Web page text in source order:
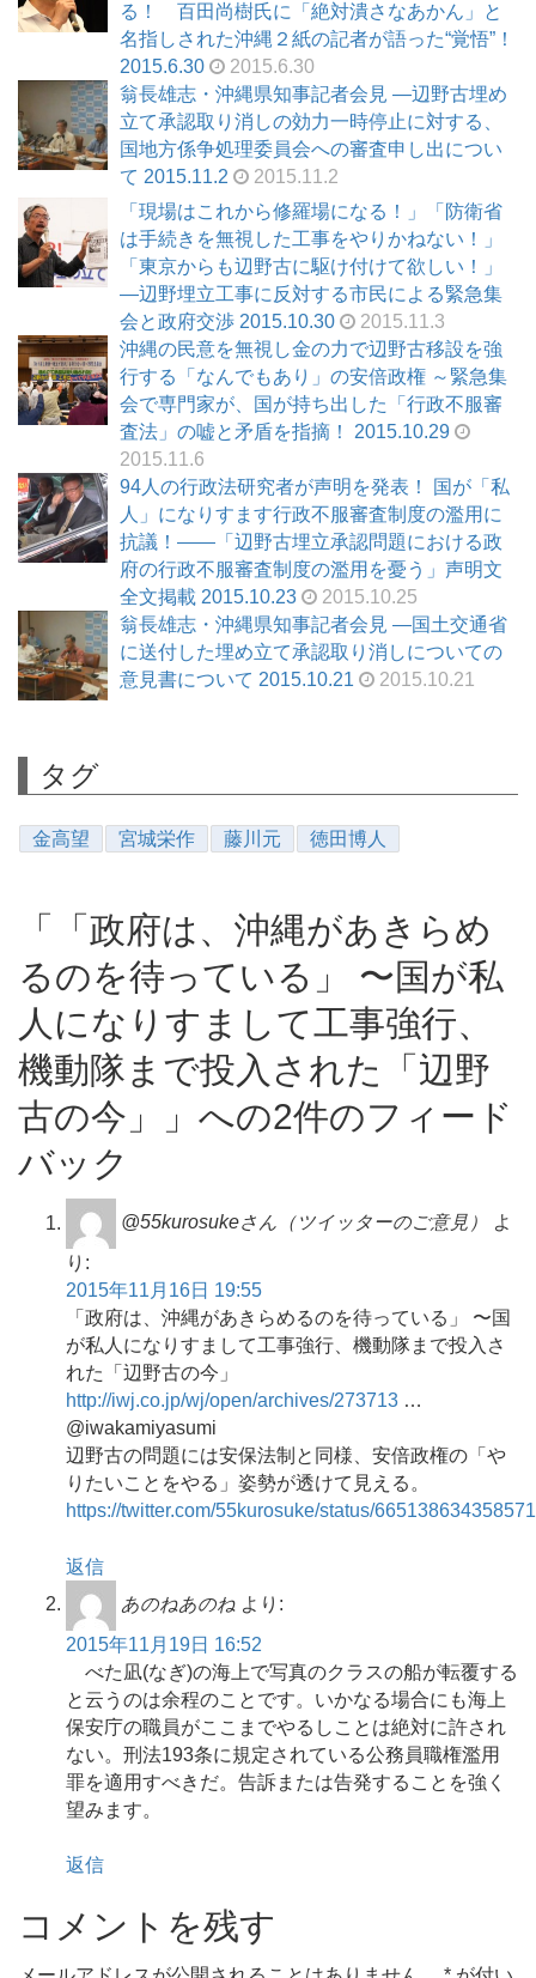
る！ 百田尚樹氏に「絶対潰さなあかん」と
名指しされた沖縄２紙の記者が語った“覚悟”！
2015.6.30
2015.6.30
翁長雄志・沖縄県知事記者会見 ―辺野古埋め
立て承認取り消しの効力一時停止に対する、
国地方係争処理委員会への審査申し出につい
て 2015.11.2
2015.11.2
「現場はこれから修羅場になる！」「防衛省
は手続きを無視した工事をやりかねない！」
「東京からも辺野古に駆け付けて欲しい！」
―辺野埋立工事に反対する市民による緊急集
会と政府交渉 2015.10.30
2015.11.3
沖縄の民意を無視し金の力で辺野古移設を強
行する「なんでもあり」の安倍政権 ～緊急集
会で専門家が、国が持ち出した「行政不服審
査法」の嘘と矛盾を指摘！ 2015.10.29
2015.11.6
94人の行政法研究者が声明を発表！ 国が「私
人」になりすます行政不服審査制度の濫用に
抗議！――「辺野古埋立承認問題における政
府の行政不服審査制度の濫用を憂う」声明文
全文掲載 2015.10.23
2015.10.25
翁長雄志・沖縄県知事記者会見 ―国土交通省
に送付した埋め立て承認取り消しについての
意見書について 2015.10.21
2015.10.21
タグ
金高望 宮城栄作 藤川元 徳田博人
「「政府は、沖縄があきらめ
るのを待っている」 〜国が私
人になりすまして工事強行、
機動隊まで投入された「辺野
古の今」」への2件のフィード
バック
@55kurosukeさん（ツイッターのご意見）
よ
り:
2015年11月16日 19:55
「政府は、沖縄があきらめるのを待っている」 〜国
が私人になりすまして工事強行、機動隊まで投入さ
れた「辺野古の今」
http://iwj.co.jp/wj/open/archives/273713 …
@iwakamiyasumi
辺野古の問題には安保法制と同様、安倍政権の「や
りたいことをやる」姿勢が透けて見える。
https://twitter.com/55kurosuke/status/
返信
あのねあのね より:
2015年11月19日 16:52
べた凪(なぎ)の海上で写真のクラスの船が転覆する
と云うのは余程のことです。いかなる場合にも海上
保安庁の職員がここまでやるしことは絶対に許され
ない。刑法193条に規定されている公務員職権濫用
罪を適用すべきだ。告訴または告発することを強く
望みます。
返信
コメントを残す